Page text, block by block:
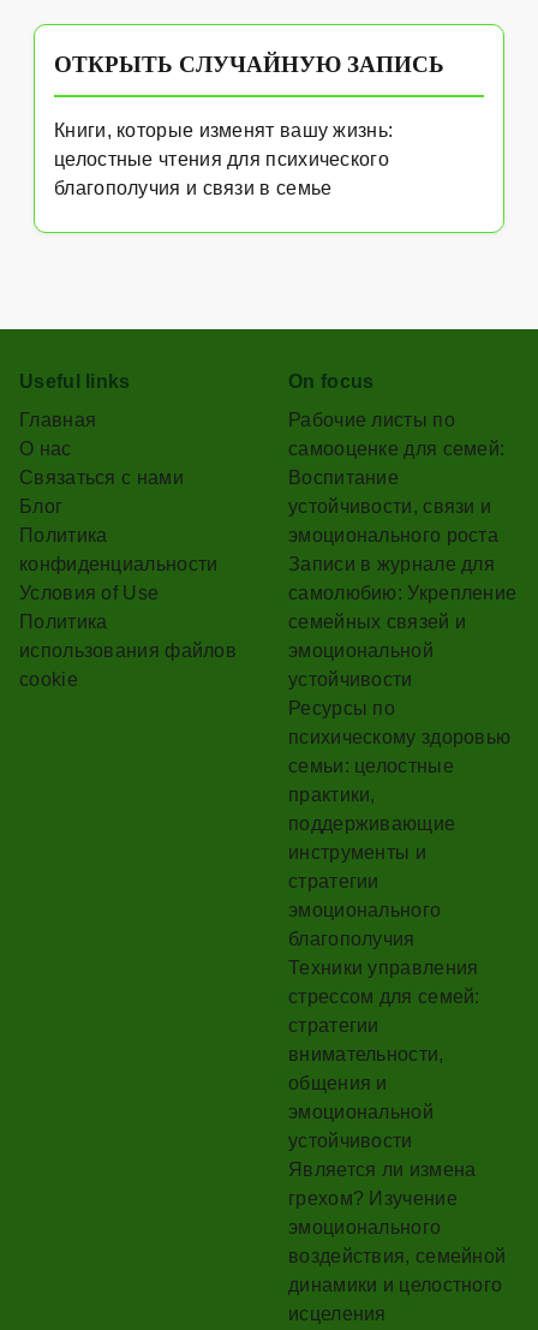
ОТКРЫТЬ СЛУЧАЙНУЮ ЗАПИСЬ
Книги, которые изменят вашу жизнь:
целостные чтения для психического
благополучия и связи в семье
Useful links
Главная
О нас
Связаться с нами
Блог
Политика
конфиденциальности
Условия of Use
Политика
использования файлов
cookie
On focus
Рабочие листы по
самооценке для семей:
Воспитание
устойчивости, связи и
эмоционального роста
Записи в журнале для
самолюбию: Укрепление
семейных связей и
эмоциональной
устойчивости
Ресурсы по
психическому здоровью
семьи: целостные
практики,
поддерживающие
инструменты и
стратегии
эмоционального
благополучия
Техники управления
стрессом для семей:
стратегии
внимательности,
общения и
эмоциональной
устойчивости
Является ли измена
грехом? Изучение
эмоционального
воздействия, семейной
динамики и целостного
исцеления